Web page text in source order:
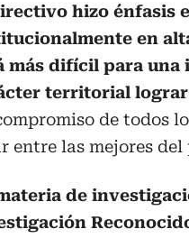
hizo énfasis
en
más difícil para
territorial
de todos
entre las mejores del
de